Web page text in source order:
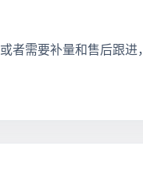
者需要补量和售后跟进